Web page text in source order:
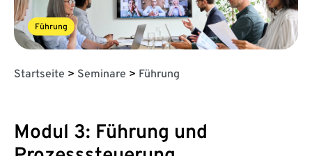
Führung
Startseite > Seminare > Führung
Modul 3: Führung und